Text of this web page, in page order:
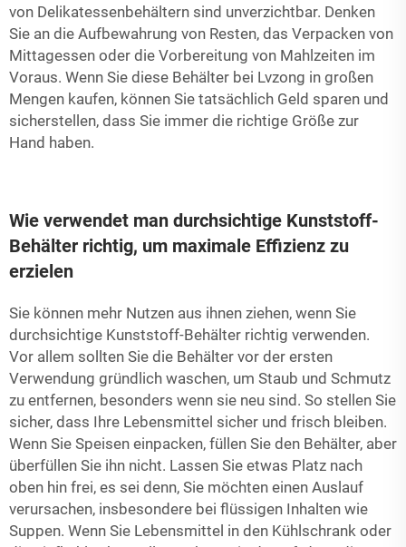
von Delikatessenbehältern sind unverzichtbar. Denken
Sie an die Aufbewahrung von Resten, das Verpacken von
Mittagessen oder die Vorbereitung von Mahlzeiten im
Voraus. Wenn Sie diese Behälter bei Lvzong in großen
Mengen kaufen, können Sie tatsächlich Geld sparen und
sicherstellen, dass Sie immer die richtige Größe zur
Hand haben.
Wie verwendet man durchsichtige Kunststoff-
Behälter richtig, um maximale Effizienz zu
erzielen
Sie können mehr Nutzen aus ihnen ziehen, wenn Sie
durchsichtige Kunststoff-Behälter richtig verwenden.
Vor allem sollten Sie die Behälter vor der ersten
Verwendung gründlich waschen, um Staub und Schmutz
zu entfernen, besonders wenn sie neu sind. So stellen Sie
sicher, dass Ihre Lebensmittel sicher und frisch bleiben.
Wenn Sie Speisen einpacken, füllen Sie den Behälter, aber
überfüllen Sie ihn nicht. Lassen Sie etwas Platz nach
oben hin frei, es sei denn, Sie möchten einen Auslauf
verursachen, insbesondere bei flüssigen Inhalten wie
Suppen. Wenn Sie Lebensmittel in den Kühlschrank oder